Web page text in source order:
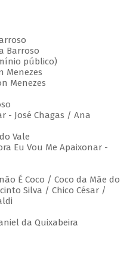
Barroso
público)
Menezes
Menezes
- José Chagas / Ana
Vale
Eu Vou Me Apaixonar -
É Coco / Coco da Mãe do
Silva / Chico César /
da Quixabeira